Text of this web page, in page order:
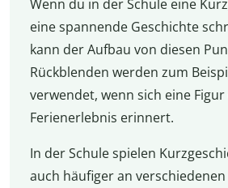
Wenn du in der Schule eine
eine spannende Geschichte
kann der Aufbau von diesen
Rückblenden werden zum
verwendet, wenn sich eine
Ferienerlebnis erinnert.
In der Schule spielen
auch häufiger an